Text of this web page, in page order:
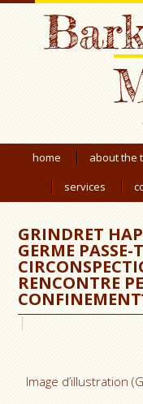
home about the
services
GRINDRET
GERME
RENCONTRE
Image d’illustration